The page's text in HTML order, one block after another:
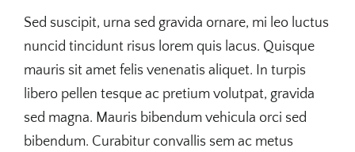
Sed suscipit, urna sed gravida ornare, mi leo luctus
nuncid tincidunt risus lorem quis lacus. Quisque
mauris sit amet felis venenatis aliquet. In turpis
libero pellen tesque ac pretium volutpat, gravida
sed magna. Mauris bibendum vehicula orci sed
bibendum. Curabitur convallis sem ac metus